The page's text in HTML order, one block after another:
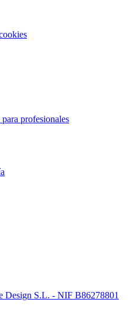
profesionales
Design S.L. - NIF B86278801